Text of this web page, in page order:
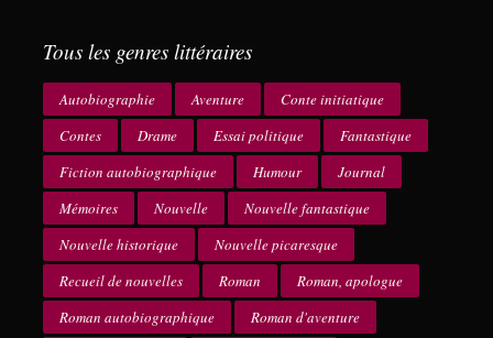
Tous les genres littéraires
Autobiographie Aventure
Conte initiatique
Contes
Drame Essai politique
Fantastique
Fiction autobiographique
Humour
Journal
Mémoires
Nouvelle
Nouvelle fantastique
Nouvelle historique
Nouvelle picaresque
Recueil de nouvelles
Roman
Roman, apologue
Roman autobiographique
Roman d'aventure